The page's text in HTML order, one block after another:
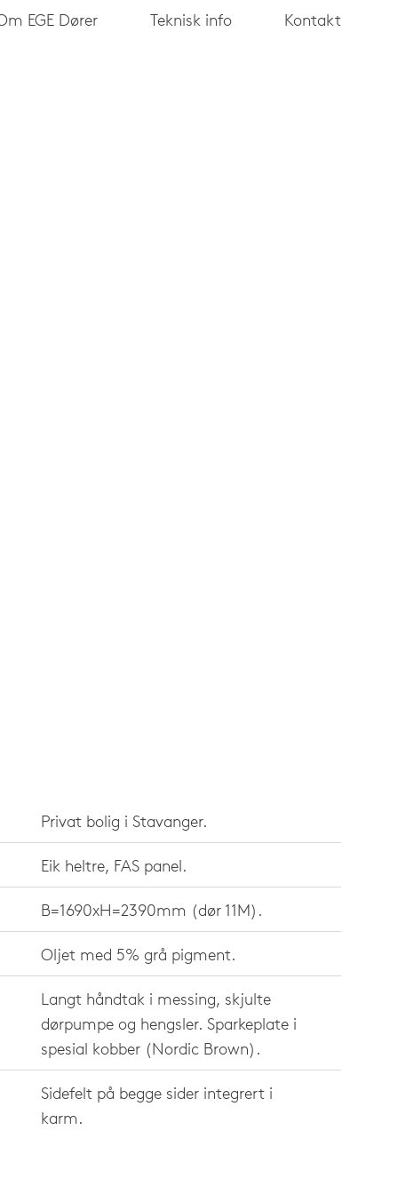
EGE Dører Teknisk info Kontakt
Privat bolig i Stavanger.
Eik heltre, FAS panel.
B=1690xH=2390mm (dør 11M).
Oljet med 5% grå pigment.
Langt håndtak i messing, skjulte
dørpumpe og hengsler. Sparkeplate i
spesial kobber (Nordic Brown).
Sidefelt på begge sider integrert i
karm.